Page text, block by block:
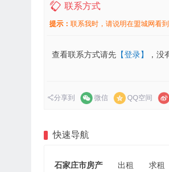
联系方式
提示： 联系我时，请说明在盟城网看到
查看联系方式请先 【登录】 ，没
分享到 微信 QQ空间
快速导航
石家庄市房产 出租 求租